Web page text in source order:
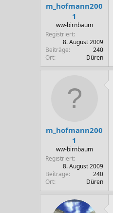
m_hofmann200
1
ww-birnbaum
Registriert
8. August 2009
Beiträge
240
Ort
Düren
m_hofmann200
1
ww-birnbaum
Registriert
8. August 2009
Beiträge
240
Ort
Düren